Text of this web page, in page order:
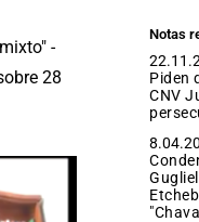
-
28
Notas
Piden
CNV